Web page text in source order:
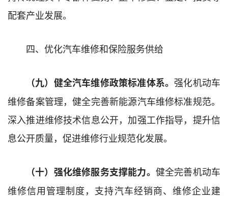
配套产业发展。
四、优化汽车维修和保险服务供给
（九）健全汽车维修政策标准体系。 强化机动车
维修备案管理，健全完善新能源汽车维修标准规范。
深入推进维修技术信息公开，加强工作指导，提升信
息公开质量，促进维修行业规范化发展。
（十）强化维修服务支撑能力。 健全完善机动车
维修信用管理制度，支持汽车经销商、维修企业建